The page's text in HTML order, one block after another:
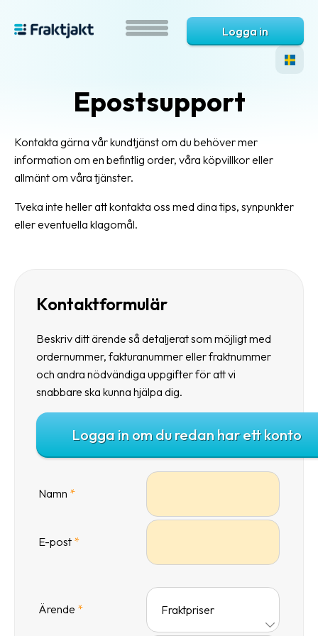
Vad
är
Vanliga
&
svar
Ordlista
Frakthandlingar
Nedladdningar
Logga in
Epostsupport
Kontakta gärna vår kundtjänst om du behöver mer
information om en befintlig order, våra köpvillkor eller
allmänt om våra tjänster.
Tveka inte heller att kontakta oss med dina tips, synpunkter
eller eventuella klagomål.
Kontaktformulär
Beskriv ditt ärende så detaljerat som möjligt med
ordernummer, fakturanummer eller fraktnummer
och andra nödvändiga uppgifter för att vi
snabbare ska kunna hjälpa dig.
Logga in om du redan har ett konto
Namn *
E-post *
Ärende *